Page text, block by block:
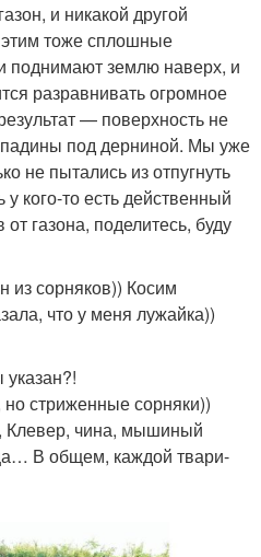
и никакой другой
этим тоже сплошные
поднимают землю наверх, и
разравнивать огромное
— поверхность не
под дерниной. Мы уже
не пытались из отпугнуть
кого-то есть действенный
газона, поделитесь, буду
из сорняков)) Косим
что у меня лужайка))
стриженные сорняки))
Клевер, чина, мышиный
В общем, каждой твари-